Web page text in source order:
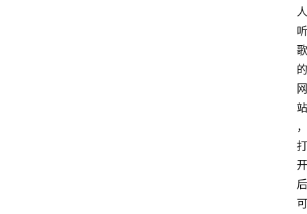
人
听
歌
的
网
站
，
打
开
后
可